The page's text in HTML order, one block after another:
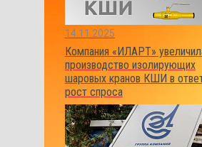
14.11.2025
Компания «ИЛАРТ»
производство изолирующих
шаровых кранов КШИ в
рост спроса